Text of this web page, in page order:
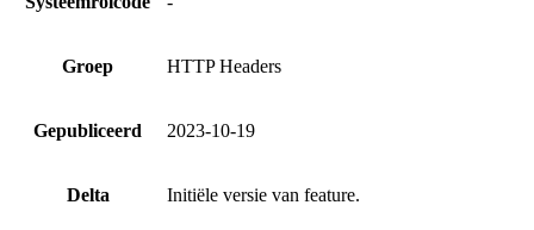
Groep HTTP Headers
Gepubliceerd 2023-10-19
Delta Initiële versie van feature.